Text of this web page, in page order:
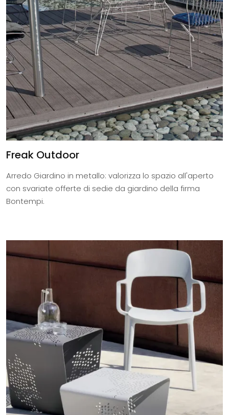
Freak Outdoor
Arredo Giardino in metallo: valorizza lo spazio all'aperto
con svariate offerte di sedie da giardino della firma
Bontempi.